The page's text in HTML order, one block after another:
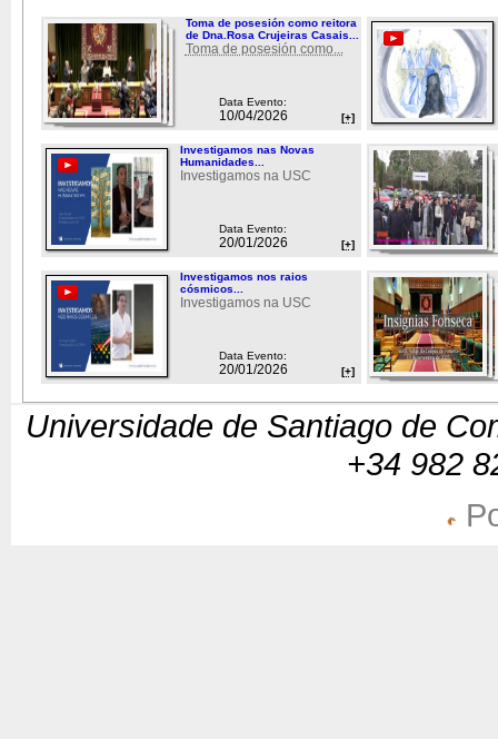
Toma de posesión como reitora
de Dna.Rosa Crujeiras Casais...
Toma de posesión como...
Data Evento:
10/04/2026 [+]
Investigamos nas Novas
Humanidades...
Investigamos na USC
Data Evento:
20/01/2026 [+]
Investigamos nos raios
cósmicos...
Investigamos na USC
Data Evento:
20/01/2026 [+]
Universidade de Santiago de
+34 982